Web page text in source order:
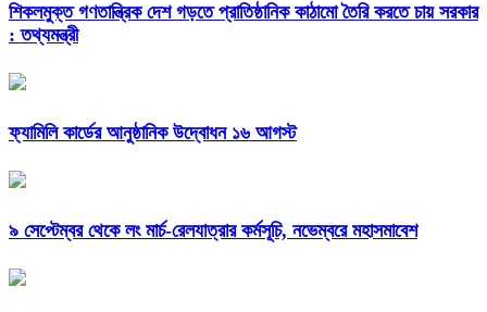
শিকলমুক্ত গণতান্ত্রিক দেশ গড়তে প্রাতিষ্ঠানিক কাঠামো তৈরি করতে চায় সরকার
: তথ্যমন্ত্রী
ফ্যামিলি কার্ডের আনুষ্ঠানিক উদ্বোধন ১৬ আগস্ট
৯ সেপ্টেম্বর থেকে লং মার্চ-রেলযাত্রার কর্মসূচি, নভেম্বরে মহাসমাবেশ